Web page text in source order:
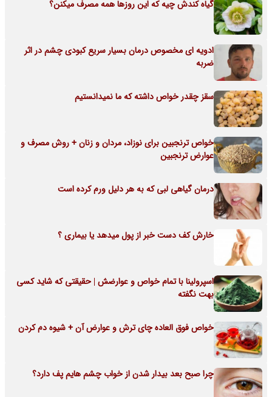
گیاه کندش چیه که این روزها همه مصرف میکنن؟
ادویه ای مخصوص درمان بسیار سریع کبودی چشم در اثر
ضربه
سقز چقدر خواص داشته که ما نمیدانستیم
خواص ترنجبین برای نوزاد، مردان و زنان + روش مصرف و
عوارض ترنجبین
درمان گیاهی لبی که به هر دلیل ورم کرده است
خارش کف دست خبر از پول میدهد یا بیماری ؟
اسپرولینا با تمام خواص و عوارضش | حقیقتی که شاید کسی
بهت نگفته
خواص فوق العاده چای ترش و عوارض آن + شیوه دم کردن
چرا صبح بعد بیدار شدن از خواب چشم هایم پف دارد؟